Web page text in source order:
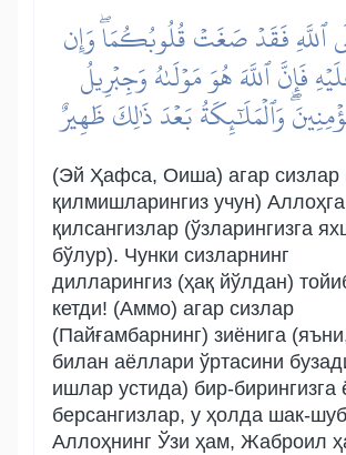
ٱللَّهِ فَقَدۡ صَغَتۡ قُلُوبُكُمَاۖ وَإِن
فَإِنَّ ٱللَّهَ هُوَ مَوۡلَىٰهُ وَجِبۡرِيلُ
وَٱلۡمَلَٰٓئِكَةُ بَعۡدَ ذَٰلِكَ ظَهِيرٌ
(Эй Ҳафса, Оиша) агар сизлар
қилмишларингиз учун)
қилсангизлар (ўзларингизга
бўлур). Чунки сизларнинг
дилларингиз (ҳақ йўлдан)
кетди! (Аммо) агар сизлар
(Пайғамбарнинг) зиёнига
билан аёллари ўртасини
ишлар устида) бир-бирингизга
берсангизлар, у ҳолда шак-
Аллоҳнинг Ўзи ҳам, Жаброил